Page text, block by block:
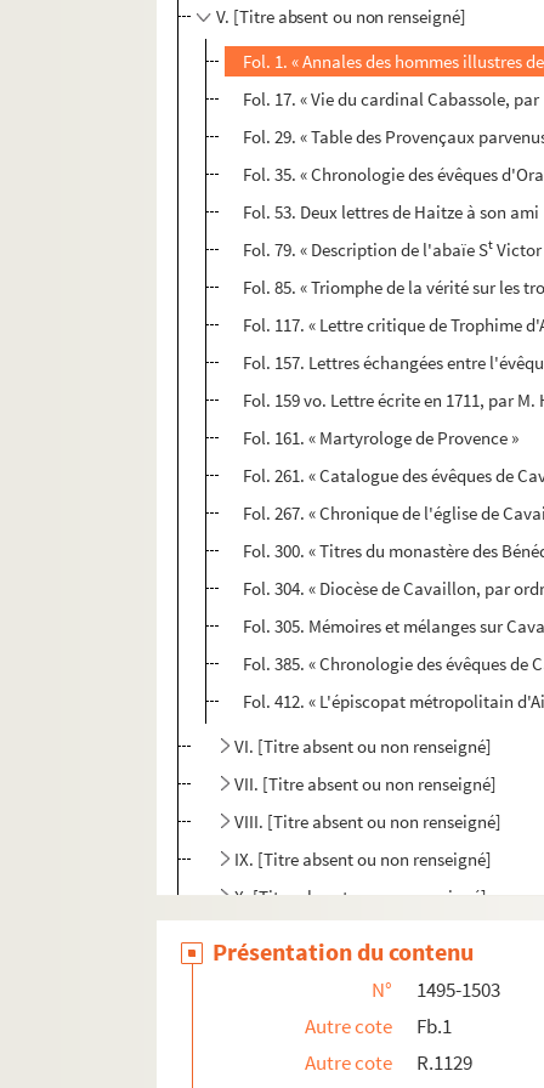
V. [Titre absent ou non renseigné]
Fol. 1. « Annales des hommes illustres
Fol. 17. « Vie du cardinal Cabassole,
Fol. 29. « Table des Provençaux
Fol. 35. « Chronologie des évêques
Fol. 53. Deux lettres de Haitze à son
Fol. 79. « Description de l'abaïe St Victor
Fol. 85. « Triomphe de la vérité sur les
Fol. 117. « Lettre critique de Trophime
Fol. 157. Lettres échangées entre
Fol. 159 vo. Lettre écrite en 1711, par
Fol. 161. « Martyrologe de Provence »
Fol. 261. « Catalogue des évêques de
Fol. 267. « Chronique de l'église de
Fol. 300. « Titres du monastère des
Fol. 304. « Diocèse de Cavaillon, par
Fol. 305. Mémoires et mélanges sur
Fol. 385. « Chronologie des évêques
Fol. 412. « L'épiscopat métropolitain
VI. [Titre absent ou non renseigné]
VII. [Titre absent ou non renseigné]
VIII. [Titre absent ou non renseigné]
IX. [Titre absent ou non renseigné]
X. [Titre absent ou non renseigné]
1504-1509. Manuscrits de Calvet, portant
1510-1575. Mélanges de jurisprudence, de
1576-1580. « Arceriana, seu fasciculus
1581. Table des cinq volumes de l'Arceriana.
Présentation du contenu
N°
1495-1503
Autre cote
Fb.1
Autre cote
R.1129